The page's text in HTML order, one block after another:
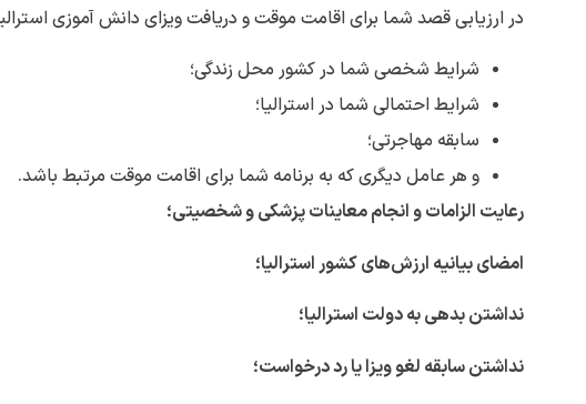
در ارزیابی قصد شما برای اقامت موقت و دریافت ویزای دانش آموزی
شرایط شخصی شما در کشور محل زندگی؛
شرایط احتمالی شما در استرالیا؛
سابقه مهاجرتی؛
و هر عامل دیگری که به برنامه شما برای اقامت موقت مرتبط باشد.
رعایت الزامات و انجام معاینات پزشکی و شخصیتی؛
امضای بیانیه ارزش‌های کشور استرالیا؛
نداشتن بدهی به دولت استرالیا؛
نداشتن سابقه لغو ویزا یا رد درخواست؛